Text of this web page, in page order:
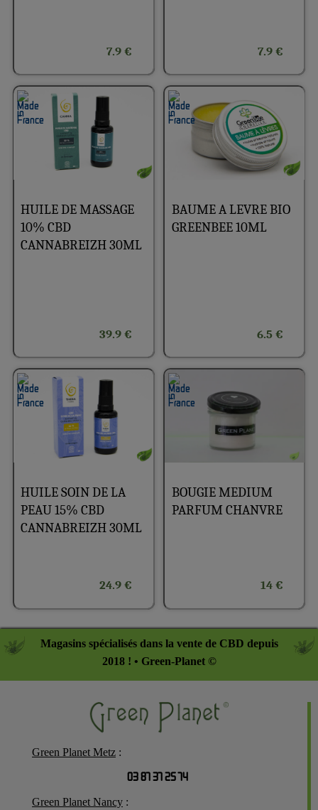
7.9 € 7.9 €
HUILE DE MASSAGE
10% CBD
CANNABREIZH 30ML
39.9 €
BAUME A LEVRE BIO
GREENBEE 10ML
6.5 €
HUILE SOIN DE LA
PEAU 15% CBD
CANNABREIZH 30ML
24.9 €
BOUGIE MEDIUM
PARFUM CHANVRE
14 €
Magasins spécialisés dans la vente de CBD depuis
2018 ! • Green-Planet ©
Green Planet Metz :
03 87 37 25 74
Green Planet Nancy :